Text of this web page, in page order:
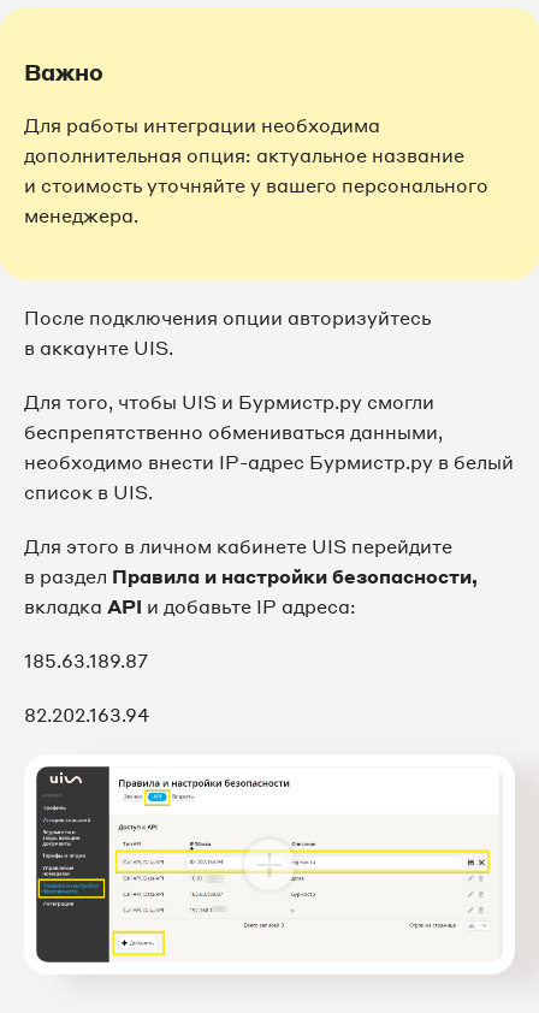
Важно
Для работы интеграции необходима
дополнительная опция: актуальное название
и стоимость уточняйте у вашего персонального
менеджера.
После подключения опции авторизуйтесь
в аккаунте UIS.
Для того, чтобы UIS и Бурмистр.ру смогли
беспрепятственно обмениваться данными,
необходимо внести IP-адрес Бурмистр.ру в белый
список в UIS.
Для этого в личном кабинете UIS перейдите
в раздел Правила и настройки безопасности,
вкладка API и добавьте IP адреса:
185.63.189.87
82.202.163.94